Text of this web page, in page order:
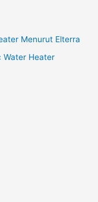
Menurut Elterra
Water Heater